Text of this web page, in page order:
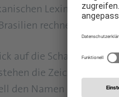
Lexington
rechne man
auf die Schattdecor-
die Zeichen auf
den Namen